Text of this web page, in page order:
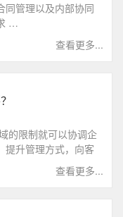
同管理以及内部协同
…
查看更多...
的限制就可以协调企
提升管理方式，向客
查看更多...